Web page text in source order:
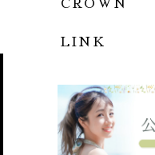
CROWN
LINK